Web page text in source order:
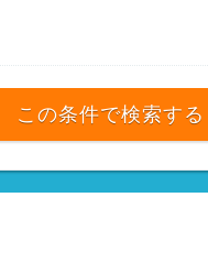
この条件で検索する